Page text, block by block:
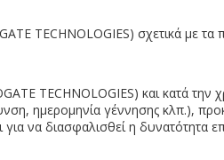
TECHNOLOGIES) σχετικά με
TECHNOLOGIES) και κατά την
ημερομηνία γέννησης κλπ.),
να διασφαλισθεί η δυνατότητα